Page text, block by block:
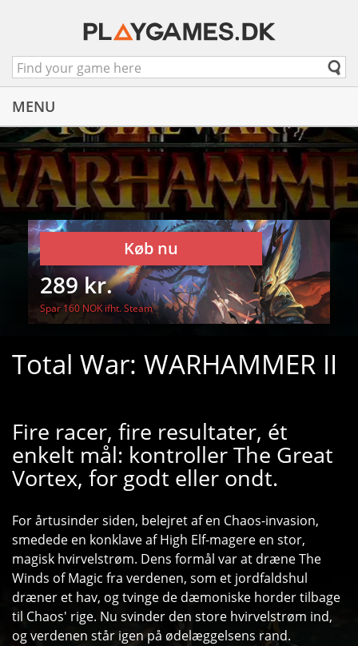
MENU
Køb nu
289 kr.
Spar 160 NOK ifht. Steam
Total War: WARHAMMER II
Fire racer, fire resultater, ét
enkelt mål: kontroller The Great
Vortex, for godt eller ondt.
For årtusinder siden, belejret af en Chaos-invasion,
smedede en konklave af High Elf-magere en stor,
magisk hvirvelstrøm. Dens formål var at dræne The
Winds of Magic fra verdenen, som et jordfaldshul
dræner et hav, og tvinge de dæmoniske horder tilbage
til Chaos' rige. Nu svinder den store hvirvelstrøm ind,
og verdenen står igen på ødelæggelsens rand.